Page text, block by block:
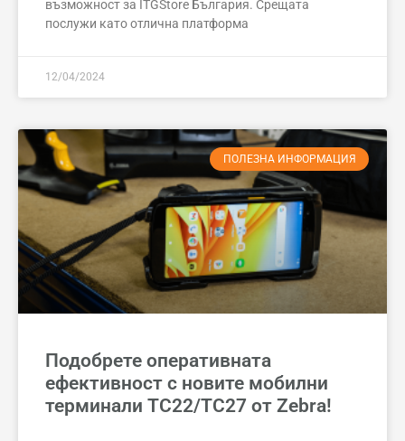
възможност за ITGStore България. Срещата
послужи като отлична платформа
12/04/2024
ПОЛЕЗНА ИНФОРМАЦИЯ
Подобрете оперативната
ефективност с новите мобилни
терминали TC22/TC27 от Zebra!